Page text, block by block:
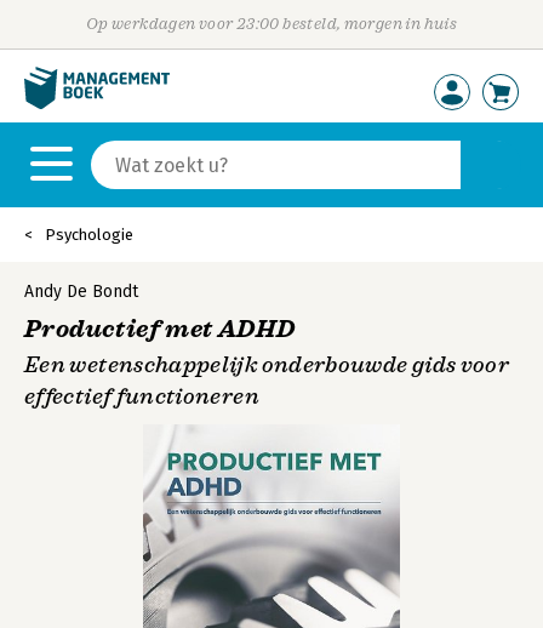
Op werkdagen voor 23:00 besteld, morgen in huis
Psychologie
Andy De Bondt
Productief met ADHD
Een wetenschappelijk onderbouwde gids voor
effectief functioneren